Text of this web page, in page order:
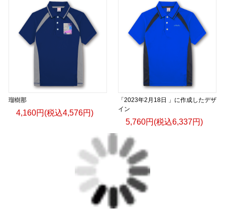
瑠樹那
4,160円(税込4,576円)
「2023年2月18日 」に作成したデザ
イン
5,760円(税込6,337円)